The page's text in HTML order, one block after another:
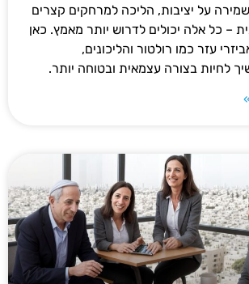
על יציבות, הליכה למרחקים קצרים
– כל אלה יכולים לדרוש יותר מאמץ. כאן
עזר כמו רולטור והליכונים,
לחיות בצורה עצמאית ובטוחה יותר.